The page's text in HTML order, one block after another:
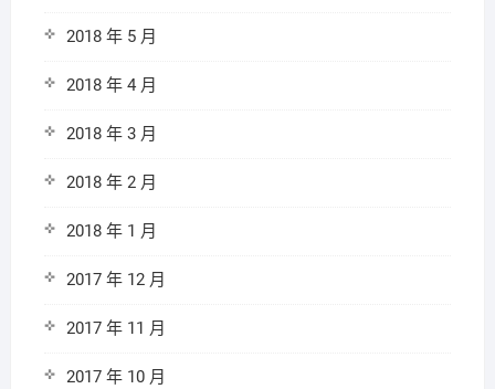
2018 年 5 月
2018 年 4 月
2018 年 3 月
2018 年 2 月
2018 年 1 月
2017 年 12 月
2017 年 11 月
2017 年 10 月